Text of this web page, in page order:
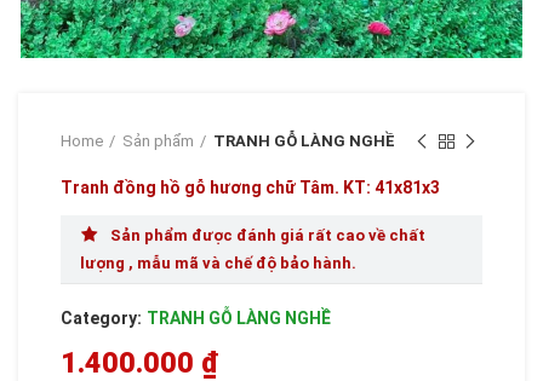
Home Sản phẩm TRANH GỖ LÀNG NGHỀ
Tranh đồng hồ gỗ hương chữ Tâm. KT: 41x81x3
Sản phẩm được đánh giá rất cao về chất
lượng , mẫu mã và chế độ bảo hành.
Category: TRANH GỖ LÀNG NGHỀ
1.400.000 ₫